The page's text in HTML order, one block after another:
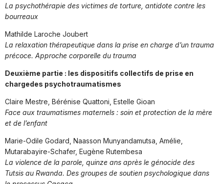
La psychothérapie des victimes de torture, antidote contre les
bourreaux
Mathilde Laroche Joubert
La relaxation thérapeutique dans la prise en charge d’un trauma
précoce. Approche corporelle du trauma
Deuxième partie : les dispositifs collectifs de prise en
chargedes psychotraumatismes
Claire Mestre, Bérénise Quattoni, Estelle Gioan
Face aux traumatismes maternels : soin et protection de la mère
et de l’enfant
Marie-Odile Godard, Naasson Munyandamutsa, Amélie,
Mutarabayire-Schafer, Eugène Rutembesa
La violence de la parole, quinze ans après le génocide des
Tutsis au Rwanda. Des groupes de soutien psychologique dans